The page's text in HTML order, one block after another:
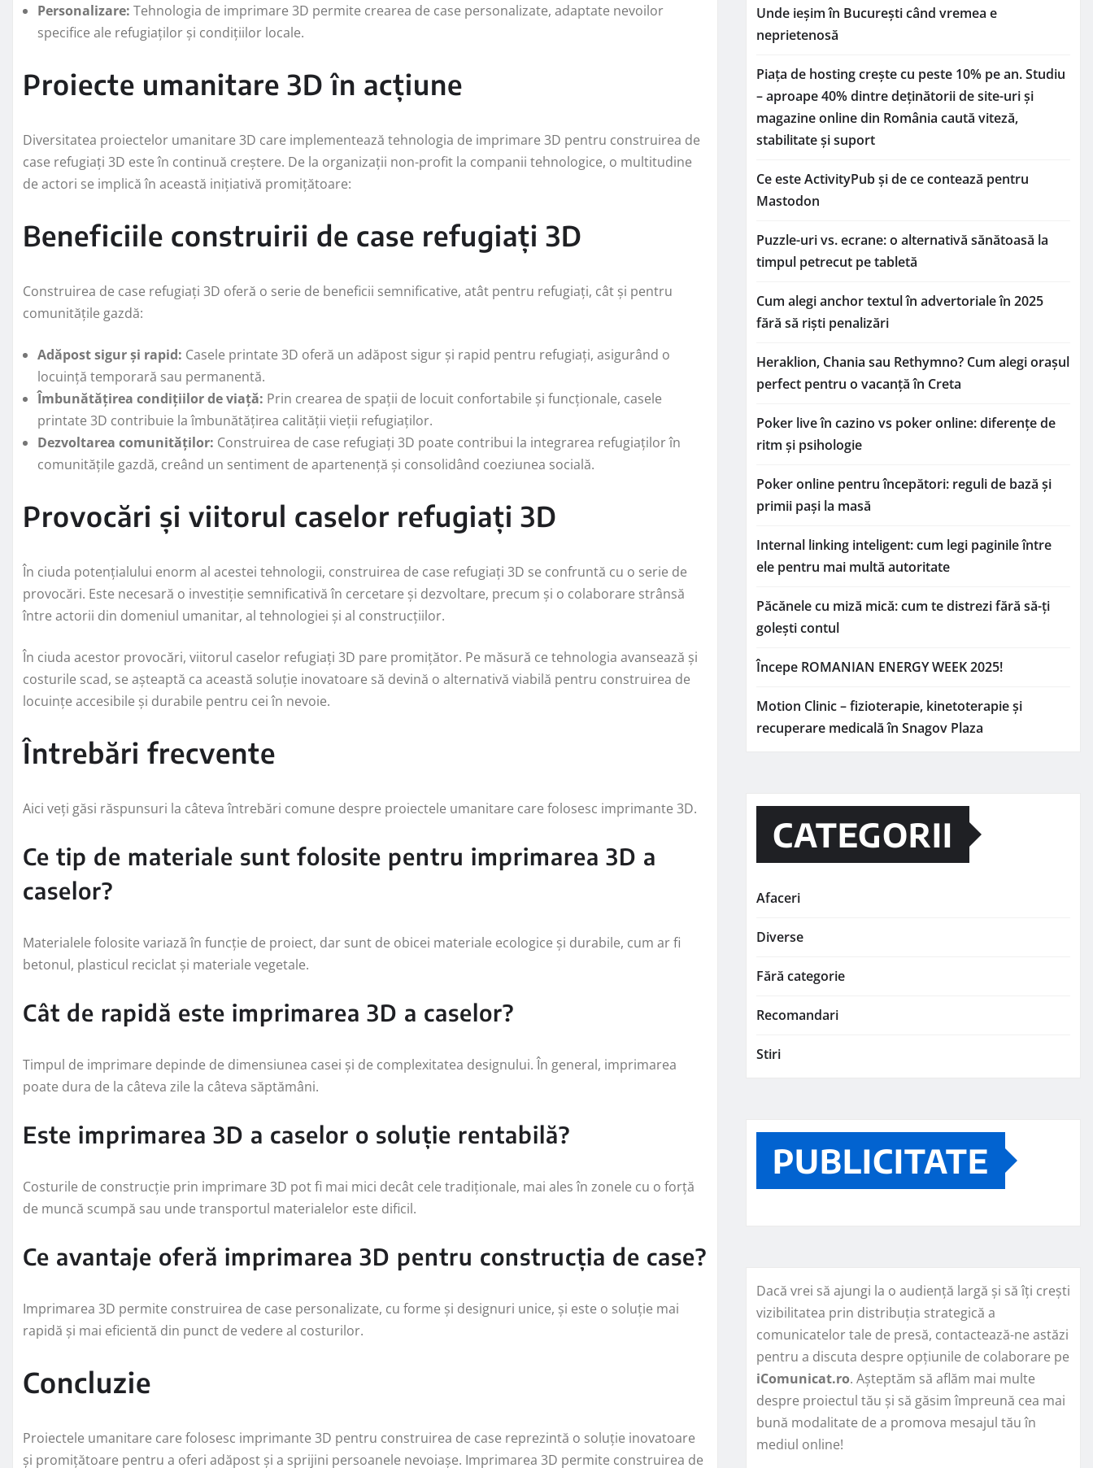
Personalizare: Tehnologia de imprimare 3D permite crearea de case personalizate, adaptate nevoilor
specifice ale refugiaților și condițiilor locale.
Proiecte umanitare 3D în acțiune
Diversitatea proiectelor umanitare 3D care implementează tehnologia de imprimare 3D pentru construirea de
case refugiați 3D este în continuă creștere. De la organizații non-profit la companii tehnologice, o multitudine
de actori se implică în această inițiativă promițătoare:
Beneficiile construirii de case refugiați 3D
Construirea de case refugiați 3D oferă o serie de beneficii semnificative, atât pentru refugiați, cât și pentru
comunitățile gazdă:
Adăpost sigur și rapid: Casele printate 3D oferă un adăpost sigur și rapid pentru refugiați, asigurând o
locuință temporară sau permanentă.
Îmbunătățirea condițiilor de viață: Prin crearea de spații de locuit confortabile și funcționale, casele
printate 3D contribuie la îmbunătățirea calității vieții refugiaților.
Dezvoltarea comunităților: Construirea de case refugiați 3D poate contribui la integrarea refugiaților în
comunitățile gazdă, creând un sentiment de apartenență și consolidând coeziunea socială.
Provocări și viitorul caselor refugiați 3D
În ciuda potențialului enorm al acestei tehnologii, construirea de case refugiați 3D se confruntă cu o serie de
provocări. Este necesară o investiție semnificativă în cercetare și dezvoltare, precum și o colaborare strânsă
între actorii din domeniul umanitar, al tehnologiei și al construcțiilor.
În ciuda acestor provocări, viitorul caselor refugiați 3D pare promițător. Pe măsură ce tehnologia avansează și
costurile scad, se așteaptă ca această soluție inovatoare să devină o alternativă viabilă pentru construirea de
locuințe accesibile și durabile pentru cei în nevoie.
Întrebări frecvente
Aici veți găsi răspunsuri la câteva întrebări comune despre proiectele umanitare care folosesc imprimante 3D.
Ce tip de materiale sunt folosite pentru imprimarea 3D a
caselor?
Materialele folosite variază în funcție de proiect, dar sunt de obicei materiale ecologice și durabile, cum ar fi
betonul, plasticul reciclat și materiale vegetale.
Cât de rapidă este imprimarea 3D a caselor?
Timpul de imprimare depinde de dimensiunea casei și de complexitatea designului. În general, imprimarea
poate dura de la câteva zile la câteva săptămâni.
Este imprimarea 3D a caselor o soluție rentabilă?
Costurile de construcție prin imprimare 3D pot fi mai mici decât cele tradiționale, mai ales în zonele cu o forță
de muncă scumpă sau unde transportul materialelor este dificil.
Ce avantaje oferă imprimarea 3D pentru construcția de case?
Imprimarea 3D permite construirea de case personalizate, cu forme și designuri unice, și este o soluție mai
rapidă și mai eficientă din punct de vedere al costurilor.
Concluzie
Proiectele umanitare care folosesc imprimante 3D pentru construirea de case reprezintă o soluție inovatoare
și promițătoare pentru a oferi adăpost și a sprijini persoanele nevoiașe. Imprimarea 3D permite construirea de
Unde ieșim în București când vremea e
neprietenosă
Piața de hosting crește cu peste 10% pe an. Studiu
– aproape 40% dintre deținătorii de site-uri și
magazine online din România caută viteză,
stabilitate și suport
Ce este ActivityPub și de ce contează pentru
Mastodon
Puzzle-uri vs. ecrane: o alternativă sănătoasă la
timpul petrecut pe tabletă
Cum alegi anchor textul în advertoriale în 2025
fără să riști penalizări
Heraklion, Chania sau Rethymno? Cum alegi orașul
perfect pentru o vacanță în Creta
Poker live în cazino vs poker online: diferențe de
ritm și psihologie
Poker online pentru începători: reguli de bază și
primii pași la masă
Internal linking inteligent: cum legi paginile între
ele pentru mai multă autoritate
Păcănele cu miză mică: cum te distrezi fără să-ți
golești contul
Începe ROMANIAN ENERGY WEEK 2025!
Motion Clinic – fizioterapie, kinetoterapie și
recuperare medicală în Snagov Plaza
CATEGORII
Afaceri
Diverse
Fără categorie
Recomandari
Stiri
PUBLICITATE
Dacă vrei să ajungi la o audiență largă și să îți crești
vizibilitatea prin distribuția strategică a
comunicatelor tale de presă, contactează-ne astăzi
pentru a discuta despre opțiunile de colaborare pe
iComunicat.ro. Așteptăm să aflăm mai multe
despre proiectul tău și să găsim împreună cea mai
bună modalitate de a promova mesajul tău în
mediul online!